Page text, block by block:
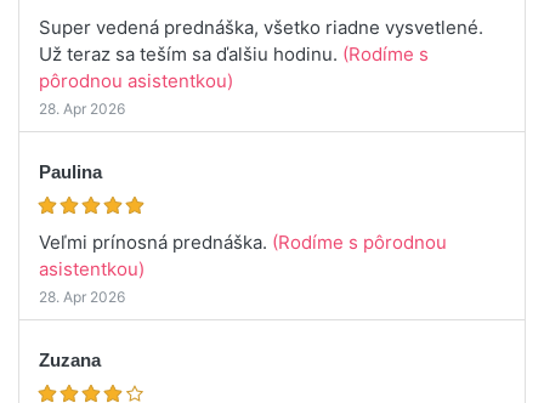
Super vedená prednáška, všetko riadne vysvetlené.
Už teraz sa teším sa ďalšiu hodinu. (Rodíme s
pôrodnou asistentkou)
28. Apr 2026
Paulina
Veľmi prínosná prednáška. (Rodíme s pôrodnou
asistentkou)
28. Apr 2026
Zuzana